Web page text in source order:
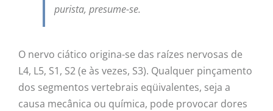
purista, presume-se.
O nervo ciático origina-se das raízes nervosas de
L4, L5, S1, S2 (e às vezes, S3). Qualquer pinçamento
dos segmentos vertebrais eqüivalentes, seja a
causa mecânica ou química, pode provocar dores